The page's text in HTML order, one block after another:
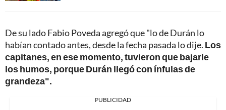
De su lado Fabio Poveda agregó que "lo de Durán lo
habían contado antes, desde la fecha pasada lo dije. Los
capitanes, en ese momento, tuvieron que bajarle
los humos, porque Durán llegó con ínfulas de
grandeza".
PUBLICIDAD